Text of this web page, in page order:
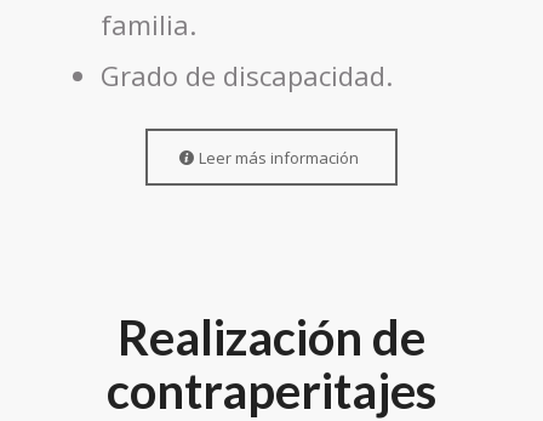
familia.
Grado de discapacidad.
Leer más información
Realización de
contraperitajes